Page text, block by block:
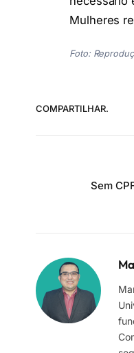
Mulheres
Foto:
COMPARTILHAR.
Sem